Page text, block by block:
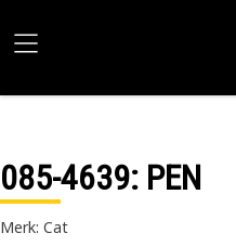
085-4639: PEN
Merk: Cat